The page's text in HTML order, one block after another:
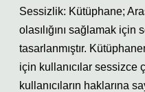
Sessizlik: Kütüphane;
olasılığını sağlamak
tasarlanmıştır.
için kullanıcılar sessizce
kullanıcıların haklarına